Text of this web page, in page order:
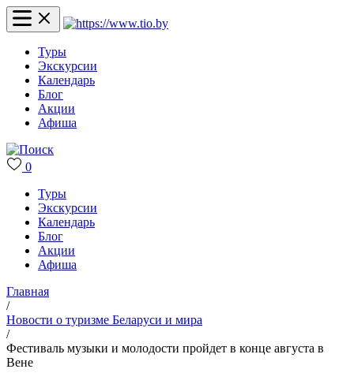
Туры
Экскурсии
Календарь
Блог
Акции
Афиша
0
Туры
Экскурсии
Календарь
Блог
Акции
Афиша
Главная
/
Новости о туризме Беларуси и мира
/
Фестиваль музыки и молодости пройдет в конце августа в
Вене